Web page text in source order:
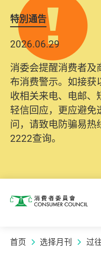
特別通告
2026.06.29
消委会提醒消费者及
布消费警示。如接获
收相关来电、电邮、
轻信回应，更应避
问，请致电防骗易
2222查询。
消费者委员会
首页 选择月刊 过